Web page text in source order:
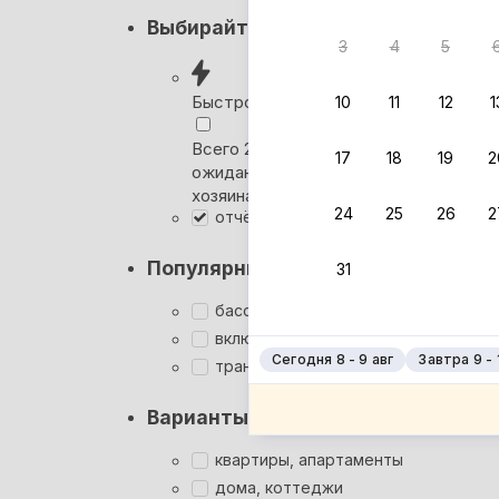
3 4 5
10 11 12
17 18 19
24 25 26
31
Сегодня 8 - 9 авг Завтра 9 -
Выбирайте лучшее
Быстрое бронирование
Всего 2 минуты, без
ожидания ответа от
хозяина
отчётные документы
Популярные фильтры
бассейн
включён завтрак
трансфер
Варианты размещения
квартиры, апартаменты
дома, коттеджи
Вернём
Кэшбэк